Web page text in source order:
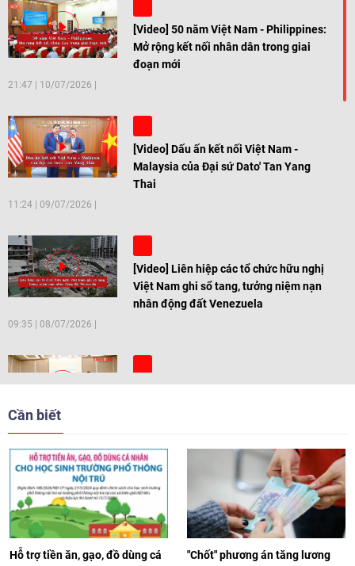
[Video] 50 năm Việt Nam - Philippines:
Mở rộng kết nối nhân dân trong giai
đoạn mới
21:47 10/07/2026
[Video] Dấu ấn kết nối Việt Nam -
Malaysia của Đại sứ Dato' Tan Yang
Thai
11:24 09/07/2026
[Video] Liên hiệp các tổ chức hữu nghị
Việt Nam ghi sổ tang, tưởng niệm nạn
nhân động đất Venezuela
09:35 08/07/2026
[Video] Trẻ em Đông Á cùng kiến tạo
[Video] Âm nhạc flamenco gắn kết văn
hoá Việt Nam - Tây Ban Nha
11:10 17/06/2026
Cần biết
Hỗ trợ tiền ăn, gạo, đồ dùng cá
"Chốt" phương án tăng lương